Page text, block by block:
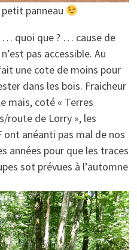
panneau
… quoi que ? … cause de
pas accessible. Au
une cote de moins pour
dans les bois. Fraicheur
mais, coté « Terres
route de Lorry », les
ont anéanti pas mal de nos
années pour que les traces
sot prévues à l’automne